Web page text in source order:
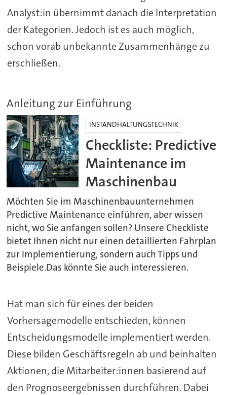
Analyst:in übernimmt danach die Interpretation
der Kategorien. Jedoch ist es auch möglich,
schon vorab unbekannte Zusammenhänge zu
erschließen.
Anleitung zur Einführung
INSTANDHALTUNGSTECHNIK
Checkliste: Predictive
Maintenance im
Maschinenbau
Möchten Sie im Maschinenbauunternehmen
Predictive Maintenance einführen, aber wissen
nicht, wo Sie anfangen sollen? Unsere Checkliste
bietet Ihnen nicht nur einen detaillierten Fahrplan
zur Implementierung, sondern auch Tipps und
Beispiele.Das könnte Sie auch interessieren.
Hat man sich für eines der beiden
Vorhersagemodelle entschieden, können
Entscheidungsmodelle implementiert werden.
Diese bilden Geschäftsregeln ab und beinhalten
Aktionen, die Mitarbeiter:innen basierend auf
den Prognoseergebnissen durchführen. Dabei